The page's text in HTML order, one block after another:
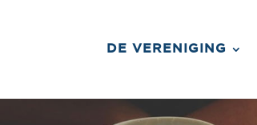
DE VERENIGING